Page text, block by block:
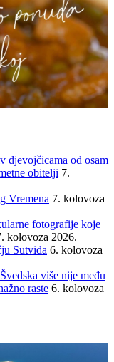
djevojčicama od osam
obitelji 7.
Vremena 7. kolovoza
fotografije koje
kolovoza 2026.
Sutvida 6. kolovoza
više nije među
raste 6. kolovoza